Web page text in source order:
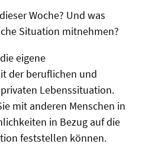
Woche? Und was
Situation mitnehmen?
eigene
der beruflichen und
Lebenssituation.
mit anderen Menschen in
in Bezug auf die
feststellen können.